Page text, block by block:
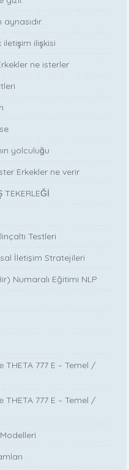
iletişim ilişkisi
ne isterler
yolculuğu
Erkekler ne verir
TEKERLEĞİ
Testleri
İletişim Stratejileri
Numaralı Eğitimi NLP
THETA 777 E – Temel /
THETA 777 E – Temel /